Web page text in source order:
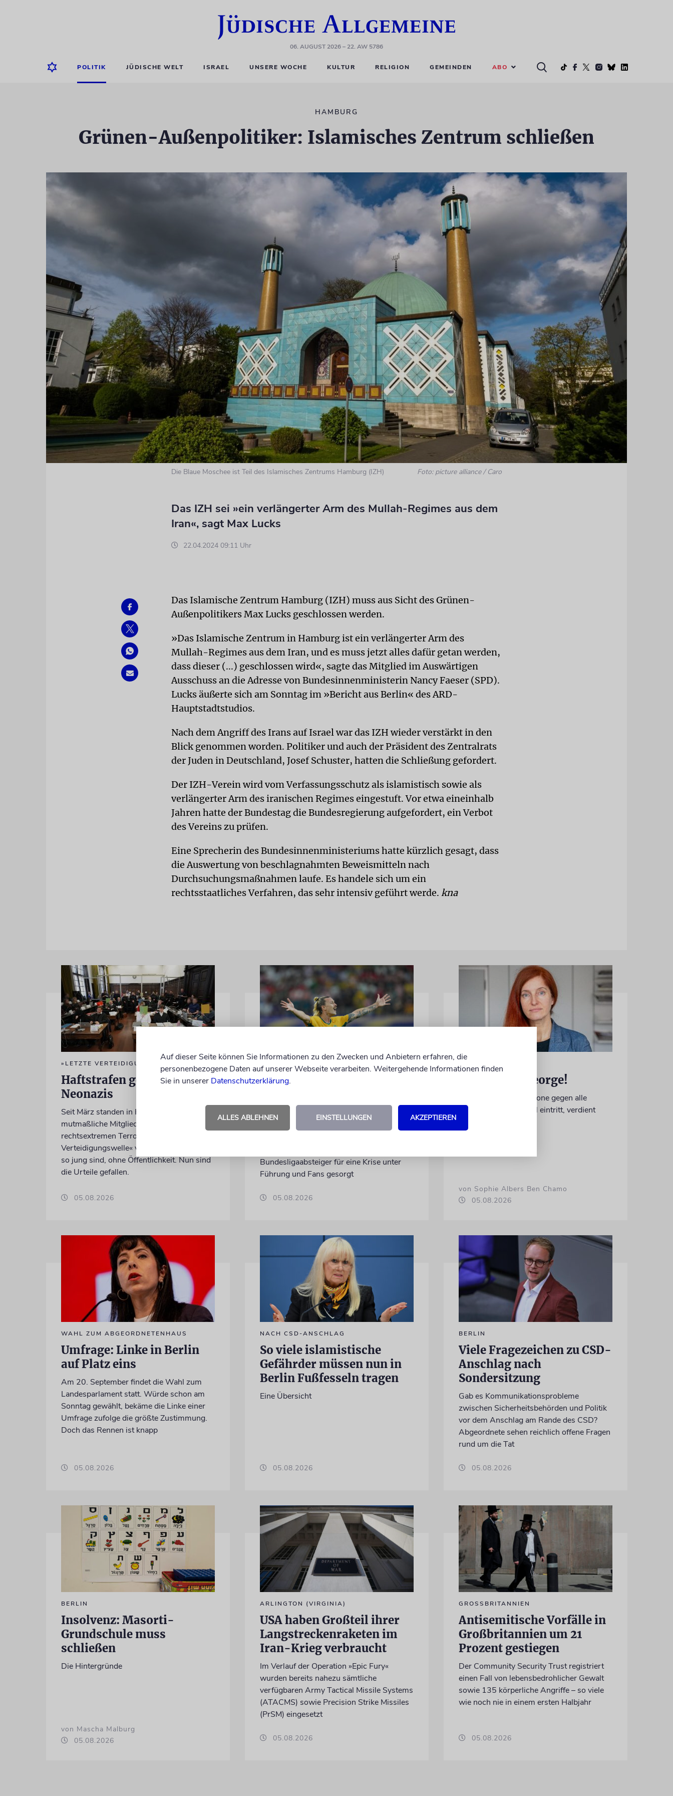
06. AUGUST 2026– 22. AW 5786
POLITIK JÜDISCHE WELT ISRAEL UNSERE WOCHE KULTUR RELIGION GEMEINDEN ABO
HAMBURG
Grünen-Außenpolitiker: Islamisches Zentrum schließen
Die Blaue Moschee ist Teil des Islamisches Zentrums Hamburg (IZH) Foto: picture alliance / Caro
Das IZH sei »ein verlängerter Arm des Mullah-Regimes aus dem
Iran«, sagt Max Lucks
22.04.2024 09:11 Uhr
Das Islamische Zentrum Hamburg (IZH) muss aus Sicht des Grünen-
Außenpolitikers Max Lucks geschlossen werden.
»Das Islamische Zentrum in Hamburg ist ein verlängerter Arm des
Mullah-Regimes aus dem Iran, und es muss jetzt alles dafür getan werden,
dass dieser (...) geschlossen wird«, sagte das Mitglied im Auswärtigen
Ausschuss an die Adresse von Bundesinnenministerin Nancy Faeser (SPD).
Lucks äußerte sich am Sonntag im »Bericht aus Berlin« des ARD-
Hauptstadtstudios.
Nach dem Angriff des Irans auf Israel war das IZH wieder verstärkt in den
Blick genommen worden. Politiker und auch der Präsident des Zentralrats
der Juden in Deutschland, Josef Schuster, hatten die Schließung gefordert.
Der IZH-Verein wird vom Verfassungsschutz als islamistisch sowie als
verlängerter Arm des iranischen Regimes eingestuft. Vor etwa eineinhalb
Jahren hatte der Bundestag die Bundesregierung aufgefordert, ein Verbot
des Vereins zu prüfen.
Eine Sprecherin des Bundesinnenministeriums hatte kürzlich gesagt, dass
die Auswertung von beschlagnahmten Beweismitteln nach
Durchsuchungsmaßnahmen laufe. Es handele sich um ein
rechtsstaatliches Verfahren, das sehr intensiv geführt werde. kna
»LETZTE VERTEIDIGUNGSWELLE«
Haftstrafen gegen junge
Neonazis
Seit März standen in Hamburg
mutmaßliche Mitglieder der
rechtsextremen Terrorgruppe »Letzte
Verteidigungswelle« vor Gericht. Weil sie
so jung sind, ohne Öffentlichkeit. Nun sind
die Urteile gefallen.
05.08.2026
Umstrittener FC St. Pauli-
wechselt nach Japan
Der Australier war wegen anti-israelischer
Bundesligaabsteiger für eine Krise unter
Führung und Fans gesorgt
05.08.2026
Danke, Boy George!
Wie die 80er-Jahre-Ikone gegen alle
Widerstände für Israel eintritt, verdient
von Sophie Albers Ben Chamo
05.08.2026
WAHL ZUM ABGEORDNETENHAUS
Umfrage: Linke in Berlin
auf Platz eins
Am 20. September findet die Wahl zum
Landesparlament statt. Würde schon am
Sonntag gewählt, bekäme die Linke einer
Umfrage zufolge die größte Zustimmung.
Doch das Rennen ist knapp
05.08.2026
NACH CSD-ANSCHLAG
So viele islamistische
Gefährder müssen nun in
Berlin Fußfesseln tragen
Eine Übersicht
05.08.2026
BERLIN
Viele Fragezeichen zu CSD-
Anschlag nach
Sondersitzung
Gab es Kommunikationsprobleme
zwischen Sicherheitsbehörden und Politik
vor dem Anschlag am Rande des CSD?
Abgeordnete sehen reichlich offene Fragen
rund um die Tat
05.08.2026
BERLIN
Insolvenz: Masorti-
Grundschule muss
schließen
Die Hintergründe
von Mascha Malburg
05.08.2026
ARLINGTON (VIRGINIA)
USA haben Großteil ihrer
Langstreckenraketen im
Iran-Krieg verbraucht
Im Verlauf der Operation »Epic Fury«
wurden bereits nahezu sämtliche
verfügbaren Army Tactical Missile Systems
(ATACMS) sowie Precision Strike Missiles
(PrSM) eingesetzt
05.08.2026
GROSSBRITANNIEN
Antisemitische Vorfälle in
Großbritannien um 21
Prozent gestiegen
Der Community Security Trust registriert
einen Fall von lebensbedrohlicher Gewalt
sowie 135 körperliche Angriffe – so viele
wie noch nie in einem ersten Halbjahr
05.08.2026
Auf dieser Seite können Sie Informationen zu den Zwecken und Anbietern erfahren, die
personenbezogene Daten auf unserer Webseite verarbeiten. Weitergehende Informationen finden
Sie in unserer Datenschutzerklärung.
ALLES ABLEHNEN EINSTELLUNGEN AKZEPTIEREN